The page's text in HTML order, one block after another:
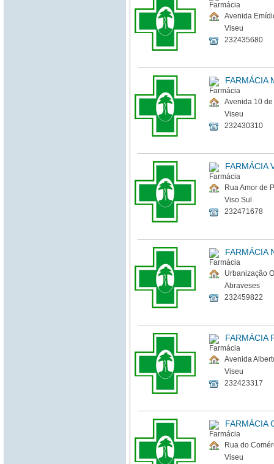
Avenida
Viseu
232435680
FARMÁCIA
Avenida 10
Viseu
232430310
FARMÁCIA
Rua Amor de
Viso Sul
232471678
FARMÁCIA
Urbanização
Abraveses
232459822
FARMÁCIA
Avenida
Viseu
232423317
FARMÁCIA
Rua do
Viseu